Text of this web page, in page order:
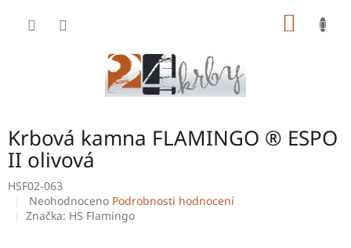
Krbová kamna FLAMINGO ® ESPO
II olivová
HSF02-063
Průměrné
hodnocení
Neohodnoceno Podrobnosti hodnocení
Značka: HS Flamingo